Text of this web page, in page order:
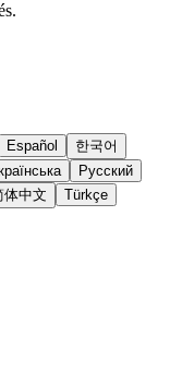
Español
한국어
Русский
体中文
Türkçe